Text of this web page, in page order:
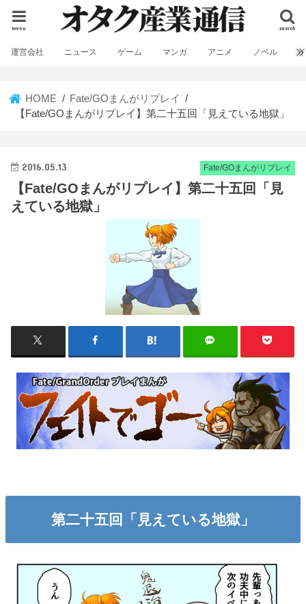
search
menu
運営会社 ニュース ゲーム マンガ アニメ ノベル
HOME
Fate/GOまんがリプレイ
【Fate/GOまんがリプレイ】第二十五回「見えている地獄」
Fate/GOまんがリプレイ
2016.05.13
【Fate/GOまんがリプレイ】第二十五回「見
えている地獄」
第二十五回「見えている地獄」